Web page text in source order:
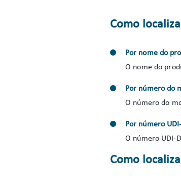
Como
Por nome do
O nome do
Por número do
O número do
Por número
O número UDI-
Como